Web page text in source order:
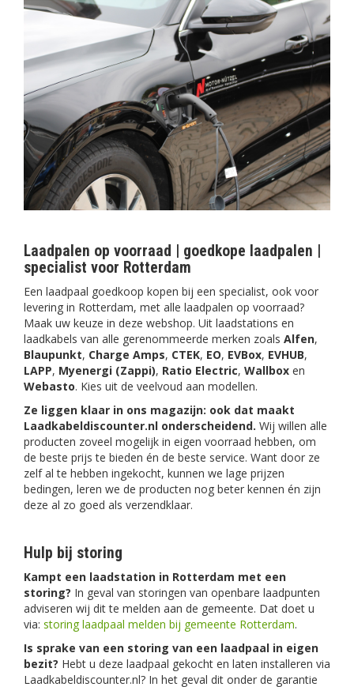
Laadpalen op voorraad | goedkope laadpalen |
specialist voor Rotterdam
Een laadpaal goedkoop kopen bij een specialist, ook voor
levering in Rotterdam, met alle laadpalen op voorraad?
Maak uw keuze in deze webshop. Uit laadstations en
laadkabels van alle gerenommeerde merken zoals Alfen,
Blaupunkt, Charge Amps, CTEK, EO, EVBox, EVHUB,
LAPP, Myenergi (Zappi), Ratio Electric, Wallbox en
Webasto. Kies uit de veelvoud aan modellen.
Ze liggen klaar in ons magazijn: ook dat maakt
Laadkabeldiscounter.nl onderscheidend. Wij willen alle
producten zoveel mogelijk in eigen voorraad hebben, om
de beste prijs te bieden én de beste service. Want door ze
zelf al te hebben ingekocht, kunnen we lage prijzen
bedingen, leren we de producten nog beter kennen én zijn
deze al zo goed als verzendklaar.
Hulp bij storing
Kampt een laadstation in Rotterdam met een
storing? In geval van storingen van openbare laadpunten
adviseren wij dit te melden aan de gemeente. Dat doet u
via: storing laadpaal melden bij gemeente Rotterdam.
Is sprake van een storing van een laadpaal in eigen
bezit? Hebt u deze laadpaal gekocht en laten installeren via
Laadkabeldiscounter.nl? In het geval dit onder de garantie